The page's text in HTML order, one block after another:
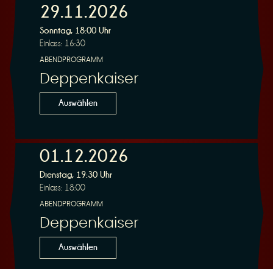
29.11.2026
Sonntag, 18:00 Uhr
Einlass: 16:30
ABENDPROGRAMM
Deppenkaiser
Auswählen
01.12.2026
Dienstag, 19:30 Uhr
Einlass: 18:00
ABENDPROGRAMM
Deppenkaiser
Auswählen